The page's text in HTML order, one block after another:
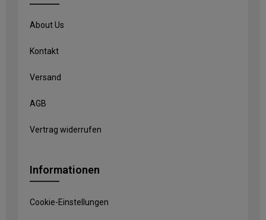
About Us
Kontakt
Versand
AGB
Vertrag widerrufen
Informationen
Cookie-Einstellungen